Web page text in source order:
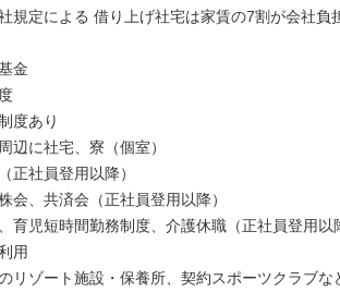
規定による 借り上げ社宅は家賃の7割が会社
金
度あり
辺に社宅、寮（個室）
正社員登用以降）
会、共済会（正社員登用以降）
育児短時間勤務制度、介護休職（正社員登用以
用
リゾート施設・保養所、契約スポーツクラブな